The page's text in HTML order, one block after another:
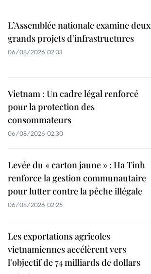
L’Assemblée nationale examine deux
grands projets d’infrastructures
06/08/2026 02:33
Vietnam : Un cadre légal renforcé
pour la protection des
consommateurs
06/08/2026 02:30
Levée du « carton jaune » : Ha Tinh
renforce la gestion communautaire
pour lutter contre la pêche illégale
06/08/2026 02:25
Les exportations agricoles
vietnamiennes accélèrent vers
l’objectif de 74 milliards de dollars